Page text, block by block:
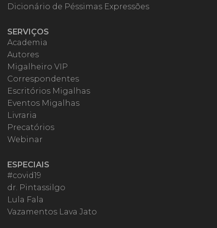
Dicionário de Péssimas Expressões
SERVIÇOS
Academia
Autores
Migalheiro VIP
Correspondentes
Escritórios Migalhas
Eventos Migalhas
Livraria
Precatórios
Webinar
ESPECIAIS
#covid19
dr. Pintassilgo
Lula Fala
Vazamentos Lava Jato